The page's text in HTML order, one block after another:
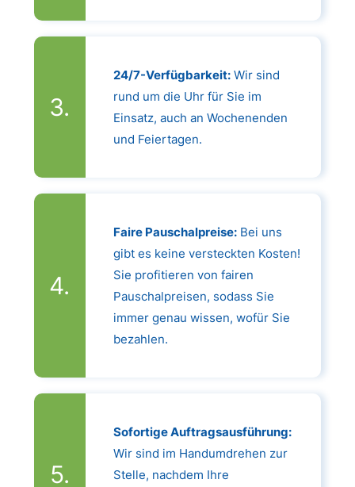
24/7-Verfügbarkeit:Wir sind
rund um die Uhr für Sie im
Einsatz, auch an Wochenenden
und Feiertagen.
Faire Pauschalpreise:Bei uns
gibt es keine versteckten Kosten!
Sie profitieren von fairen
Pauschalpreisen, sodass Sie
immer genau wissen, wofür Sie
bezahlen.
Sofortige Auftragsausführung:
Wir sind im Handumdrehen zur
Stelle, nachdem Ihre